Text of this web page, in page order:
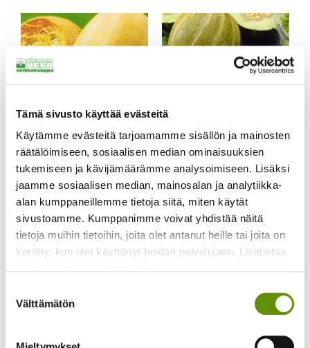
Tämä sivusto käyttää evästeitä
Käytämme evästeitä tarjoamamme sisällön ja mainosten
räätälöimiseen, sosiaalisen median ominaisuuksien
tukemiseen ja kävijämäärämme analysoimiseen. Lisäksi
jaamme sosiaalisen median, mainosalan ja analytiikka-
alan kumppaneillemme tietoja siitä, miten käytät
sivustoamme. Kumppanimme voivat yhdistää näitä
tietoja muihin tietoihin, joita olet antanut heille tai joita on
kerätty, kun olet käyttänyt heidän palvelujaan. Lisätietoa
valinta
Välttämätön
Spagettikurpitsa
(irtosiemen)
ALE!
7,00€
Alkuperäinen
hinta
5,99€Nykyinen
hinta
on:
5,99 €.
Sisältää
arvonlisäveron
Avomaankurkku Lemon
Apple
3,75€ – 15,00€Hintaluokka:
3,75 €
-
15,00 €
Sisältää
arvonlisäveron